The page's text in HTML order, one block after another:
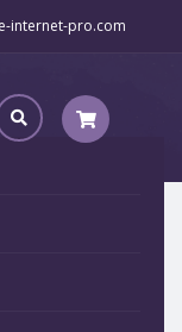
internet-pro.com